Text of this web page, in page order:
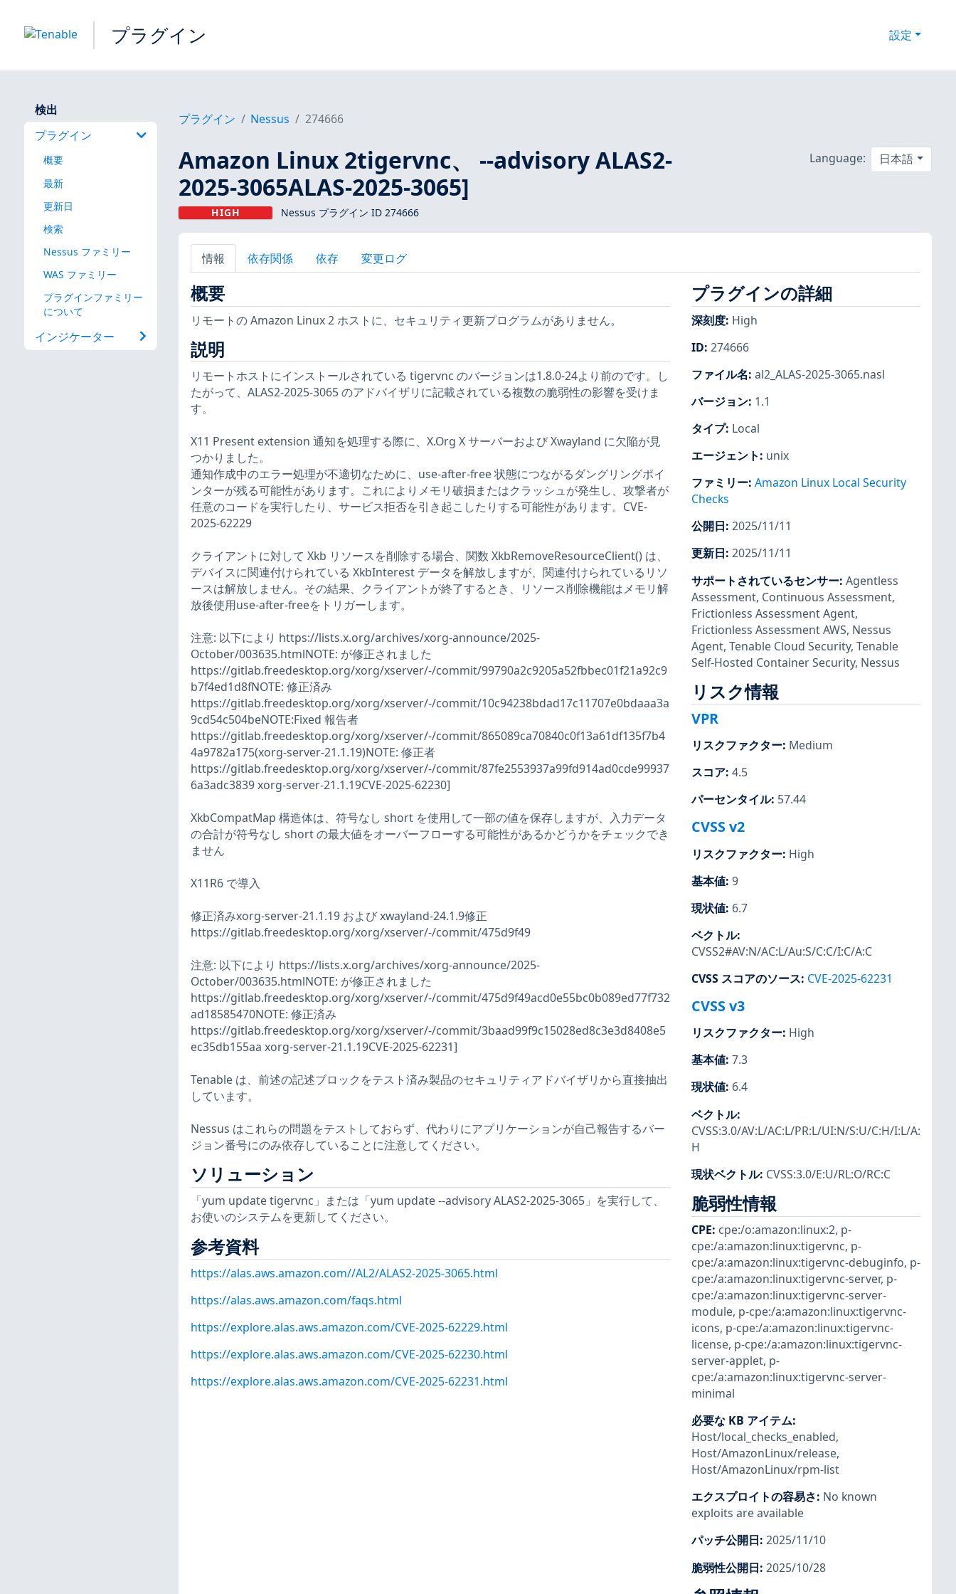
プラグイン 設定
検出
プラグイン
概要
最新
更新日
検索
Nessus ファミリー
WAS ファミリー
プラグインファミリー
について
インジケーター
プラグイン Nessus 274666
Amazon Linux 2tigervnc、 --advisory ALAS2-
2025-3065ALAS-2025-3065]
HIGH Nessus プラグイン ID 274666
Language: 日本語
情報 依存関係 依存 変更ログ
概要
リモートの Amazon Linux 2 ホストに、セキュリティ更新プログラムがありません。
説明
リモートホストにインストールされている tigervnc のバージョンは1.8.0-24より前のです。し
たがって、ALAS2-2025-3065 のアドバイザリに記載されている複数の脆弱性の影響を受けま
す。
X11 Present extension 通知を処理する際に、X.Org X サーバーおよび Xwayland に欠陥が見
つかりました。
通知作成中のエラー処理が不適切なために、use-after-free 状態につながるダングリングポイ
ンターが残る可能性があります。これによりメモリ破損またはクラッシュが発生し、攻撃者が
任意のコードを実行したり、サービス拒否を引き起こしたりする可能性があります。CVE-
2025-62229
クライアントに対して Xkb リソースを削除する場合、関数 XkbRemoveResourceClient() は、
デバイスに関連付けられている XkbInterest データを解放しますが、関連付けられているリソ
ースは解放しません。その結果、クライアントが終了するとき、リソース削除機能はメモリ解
放後使用use-after-freeをトリガーします。
注意: 以下により https://lists.x.org/archives/xorg-announce/2025-
October/003635.htmlNOTE: が修正されました
https://gitlab.freedesktop.org/xorg/xserver/-/commit/99790a2c9205a52fbbec01f21a92c9
b7f4ed1d8fNOTE: 修正済み
https://gitlab.freedesktop.org/xorg/xserver/-/commit/10c94238bdad17c11707e0bdaaa3a
9cd54c504beNOTE:Fixed 報告者
https://gitlab.freedesktop.org/xorg/xserver/-/commit/865089ca70840c0f13a61df135f7b4
4a9782a175(xorg-server-21.1.19)NOTE: 修正者
https://gitlab.freedesktop.org/xorg/xserver/-/commit/87fe2553937a99fd914ad0cde99937
6a3adc3839 xorg-server-21.1.19CVE-2025-62230]
XkbCompatMap 構造体は、符号なし short を使用して一部の値を保存しますが、入力データ
の合計が符号なし short の最大値をオーバーフローする可能性があるかどうかをチェックでき
ません
X11R6 で導入
修正済みxorg-server-21.1.19 および xwayland-24.1.9修正
https://gitlab.freedesktop.org/xorg/xserver/-/commit/475d9f49
注意: 以下により https://lists.x.org/archives/xorg-announce/2025-
October/003635.htmlNOTE: が修正されました
https://gitlab.freedesktop.org/xorg/xserver/-/commit/475d9f49acd0e55bc0b089ed77f732
ad18585470NOTE: 修正済み
https://gitlab.freedesktop.org/xorg/xserver/-/commit/3baad99f9c15028ed8c3e3d8408e5
ec35db155aa xorg-server-21.1.19CVE-2025-62231]
Tenable は、前述の記述ブロックをテスト済み製品のセキュリティアドバイザリから直接抽出
しています。
Nessus はこれらの問題をテストしておらず、代わりにアプリケーションが自己報告するバー
ジョン番号にのみ依存していることに注意してください。
ソリューション
「yum update tigervnc」または「yum update --advisory ALAS2-2025-3065」を実行して、
お使いのシステムを更新してください。
参考資料
https://alas.aws.amazon.com//AL2/ALAS2-2025-3065.html
https://alas.aws.amazon.com/faqs.html
https://explore.alas.aws.amazon.com/CVE-2025-62229.html
https://explore.alas.aws.amazon.com/CVE-2025-62230.html
https://explore.alas.aws.amazon.com/CVE-2025-62231.html
プラグインの詳細
深刻度: High
ID: 274666
ファイル名: al2_ALAS-2025-3065.nasl
バージョン: 1.1
タイプ: Local
エージェント: unix
ファミリー: Amazon Linux Local Security
Checks
公開日: 2025/11/11
更新日: 2025/11/11
サポートされているセンサー: Agentless
Assessment, Continuous Assessment,
Frictionless Assessment Agent,
Frictionless Assessment AWS, Nessus
Agent, Tenable Cloud Security, Tenable
Self-Hosted Container Security, Nessus
リスク情報
VPR
リスクファクター: Medium
スコア: 4.5
パーセンタイル: 57.44
CVSS v2
リスクファクター: High
基本値: 9
現状値: 6.7
ベクトル:
CVSS2#AV:N/AC:L/Au:S/C:C/I:C/A:C
CVSS スコアのソース: CVE-2025-62231
CVSS v3
リスクファクター: High
基本値: 7.3
現状値: 6.4
ベクトル:
CVSS:3.0/AV:L/AC:L/PR:L/UI:N/S:U/C:H/I:L/A:
H
現状ベクトル: CVSS:3.0/E:U/RL:O/RC:C
脆弱性情報
CPE: cpe:/o:amazon:linux:2, p-
cpe:/a:amazon:linux:tigervnc, p-
cpe:/a:amazon:linux:tigervnc-debuginfo, p-
cpe:/a:amazon:linux:tigervnc-server, p-
cpe:/a:amazon:linux:tigervnc-server-
module, p-cpe:/a:amazon:linux:tigervnc-
icons, p-cpe:/a:amazon:linux:tigervnc-
license, p-cpe:/a:amazon:linux:tigervnc-
server-applet, p-
cpe:/a:amazon:linux:tigervnc-server-
minimal
必要な KB アイテム:
Host/local_checks_enabled,
Host/AmazonLinux/release,
Host/AmazonLinux/rpm-list
エクスプロイトの容易さ: No known
exploits are available
パッチ公開日: 2025/11/10
脆弱性公開日: 2025/10/28